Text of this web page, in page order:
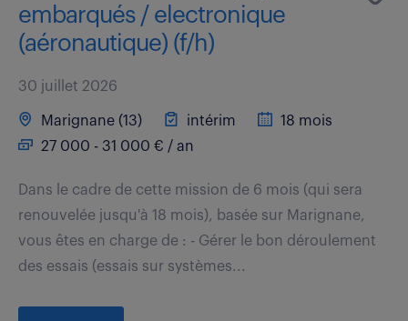
embarqués / electronique
(aéronautique) (f/h)
30 juillet 2026
Marignane (13) intérim
18 mois
27 000 - 31 000 € / an
Dans le cadre de cette mission de 6 mois (qui sera
renouvelée jusqu'à 18 mois), basée sur Marignane,
vous êtes en charge de : - Gérer le bon déroulement
des essais (essais sur systèmes...